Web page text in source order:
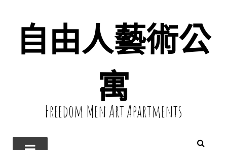
自由人藝術公
寓
Freedom Men Art Apartments